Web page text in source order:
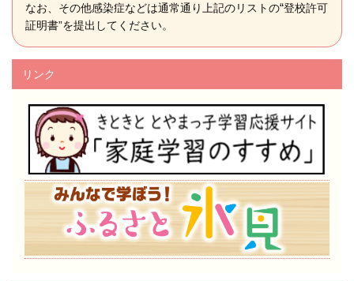
なお、その他感染症などは通常通り上記のリストの“登校許可
証明書”を提出してください。
リンク